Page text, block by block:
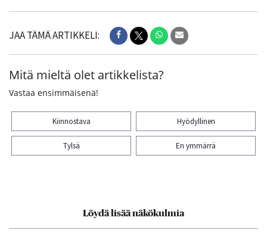
JAA TÄMÄ ARTIKKELI:
Mitä mieltä olet artikkelista?
Vastaa ensimmäisenä!
Kiinnostava Hyödyllinen
Tylsä En ymmärrä
Löydä lisää näkökulmia